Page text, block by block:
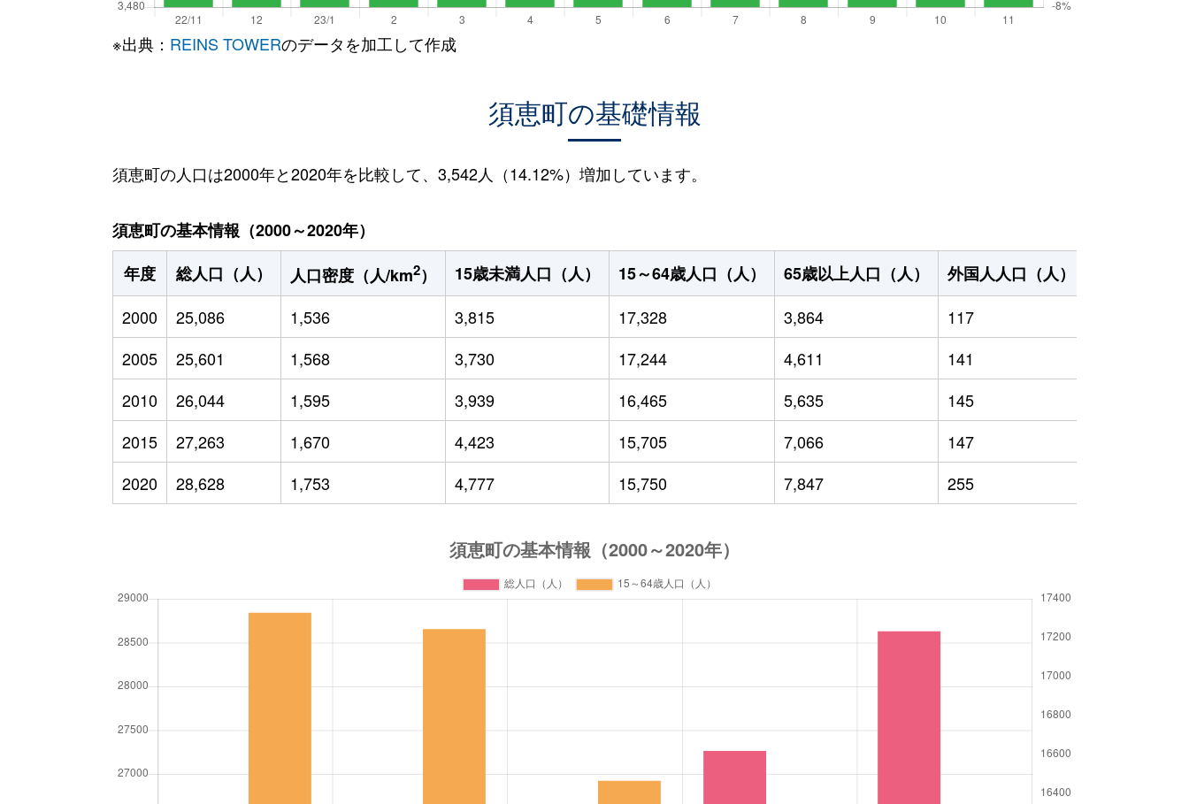
※出典： REINS TOWERのデータを加工して作成
須恵町の基礎情報
須恵町の人口は2000年と2020年を比較して、3,542人（14.12%）増加しています。
須恵町の基本情報（2000～2020年）
年度
総人口（人） 人口密度（人/km2） 15歳未満人口（人） 15～64歳人口（人） 65歳以上人口（人） 外国人人口（人）
2000
25,086 1,536 3,815 17,328 3,864 117
2005
25,601 1,568 3,730 17,244 4,611 141
2010
26,044 1,595 3,939 16,465 5,635 145
2015
27,263 1,670 4,423 15,705 7,066 147
2020
28,628 1,753 4,777 15,750 7,847 255